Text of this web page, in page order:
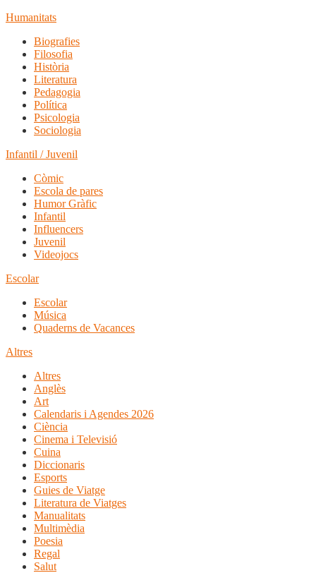
Humanitats
Biografies
Filosofia
Història
Literatura
Pedagogia
Política
Psicologia
Sociologia
Infantil / Juvenil
Còmic
Escola de pares
Humor Gràfic
Infantil
Influencers
Juvenil
Videojocs
Escolar
Escolar
Música
Quaderns de Vacances
Altres
Altres
Anglès
Art
Calendaris i Agendes 2026
Ciència
Cinema i Televisió
Cuina
Diccionaris
Esports
Guies de Viatge
Literatura de Viatges
Manualitats
Multimèdia
Poesia
Regal
Salut